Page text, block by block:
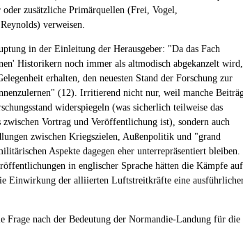
zusätzliche Primärquellen (Frei, Vogel,
verweisen.
in der Einleitung der Herausgeber: "Da das Fach
Historikern noch immer als altmodisch abgekanzelt wird,
erhalten, den neuesten Stand der Forschung zur
(12). Irritierend nicht nur, weil manche
widerspiegeln (was sicherlich teilweise das
zwischen Vortrag und Veröffentlichung ist), sondern auch
zwischen Kriegszielen, Außenpolitik und "grand
Aspekte dagegen eher unterrepräsentiert bleiben.
in englischer Sprache hätten die Kämpfe auf
Einwirkung der alliierten Luftstreitkräfte eine
Frage nach der Bedeutung der Normandie-Landung für die